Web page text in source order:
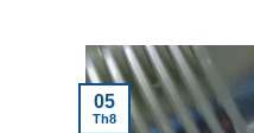
05
Th8